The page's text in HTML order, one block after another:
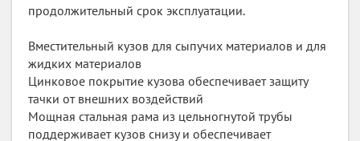
продолжительный срок эксплуатации.
Вместительный кузов для сыпучих материалов и для
жидких материалов
Цинковое покрытие кузова обеспечивает защиту
тачки от внешних воздействий
Мощная стальная рама из цельногнутой трубы
поддерживает кузов снизу и обеспечивает